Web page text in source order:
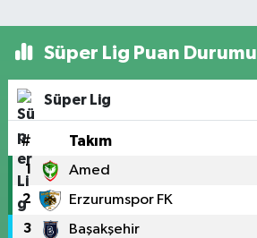
Süper Lig Puan Durumu
Süper Lig
# Takım
1 Amed
2 Erzurumspor FK
3 Başakşehir